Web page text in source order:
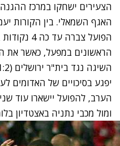
הצעירים ישחקו במרכז
האגף השמאלי. בין הקורות
הפועל
הראשונים במפעל, כאשר את
יפגע בסיכויים של האדומים
הערב, להפועל יישארו עוד
ומול מכבי נתניה באצטדיון